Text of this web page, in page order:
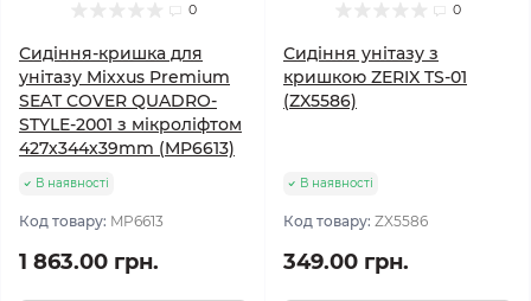
0
Сидіння-кришка для
унітазу Mixxus Premium
SEAT COVER QUADRO-
STYLE-2001 з мікроліфтом
427х344х39mm (MP6613)
В наявності
Код товару: MP6613
1 863.00 грн.
0
Сидіння унітазу з
кришкою ZERIX TS-01
(ZX5586)
В наявності
Код товару: ZX5586
349.00 грн.